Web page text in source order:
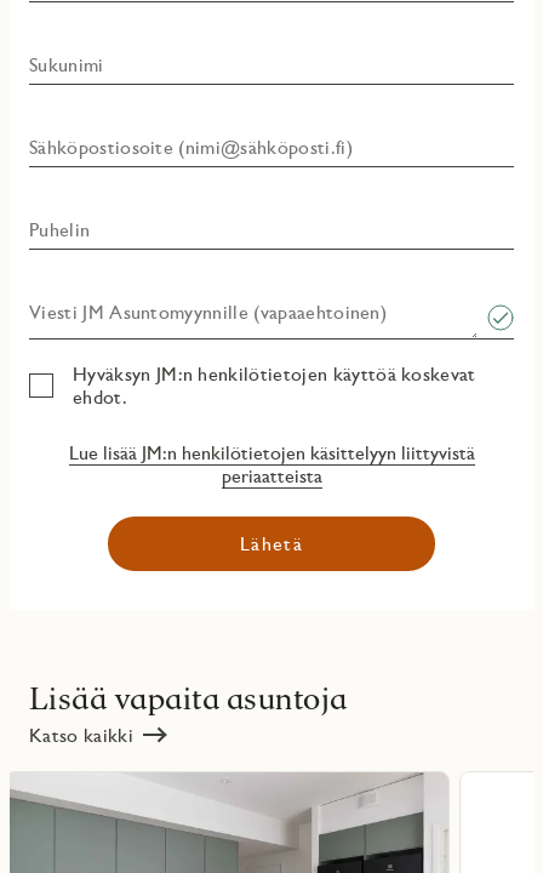
Sukunimi
Sähköpostiosoite (nimi@sähköposti.fi)
Puhelin
Viesti JM Asuntomyynnille (vapaaehtoinen)​
Hyväksyn JM:n henkilötietojen käyttöä koskevat
ehdot.
Lue lisää JM:n henkilötietojen käsittelyyn liittyvistä
periaatteista
Lähetä
Lisää vapaita asuntoja
Katso kaikki
lisää
Lue